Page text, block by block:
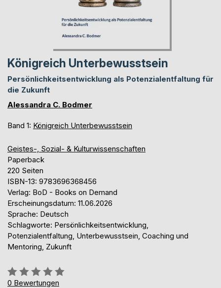
Königreich Unterbewusstsein
Persönlichkeitsentwicklung als Potenzialentfaltung für
die Zukunft
Alessandra C. Bodmer
Band 1: Königreich Unterbewusstsein
Geistes-, Sozial- & Kulturwissenschaften
Paperback
220 Seiten
ISBN-13: 9783696368456
Verlag: BoD - Books on Demand
Erscheinungsdatum: 11.06.2026
Sprache: Deutsch
Schlagworte: Persönlichkeitsentwicklung,
Potenzialentfaltung, Unterbewusstsein, Coaching und
Mentoring, Zukunft
Bewertung::
0%
0 Bewertungen